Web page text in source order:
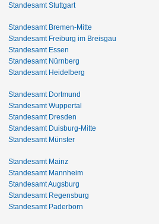
Standesamt Stuttgart
Standesamt Bremen-Mitte
Standesamt Freiburg im Breisgau
Standesamt Essen
Standesamt Nürnberg
Standesamt Heidelberg
Standesamt Dortmund
Standesamt Wuppertal
Standesamt Dresden
Standesamt Duisburg-Mitte
Standesamt Münster
Standesamt Mainz
Standesamt Mannheim
Standesamt Augsburg
Standesamt Regensburg
Standesamt Paderborn